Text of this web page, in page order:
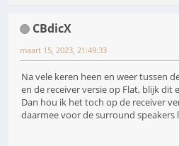
CBdicX
maart 15, 2023, 21:49:33
Na vele keren heen en weer tussen
en de receiver versie op Flat, blijk dit
Dan hou ik het toch op de receiver
daarmee voor de surround speakers